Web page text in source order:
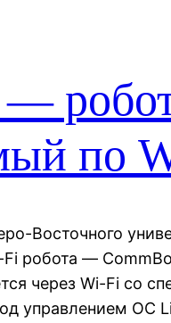
по
Восточного
Fi робота —
через Wi-Fi со
управлением ОС